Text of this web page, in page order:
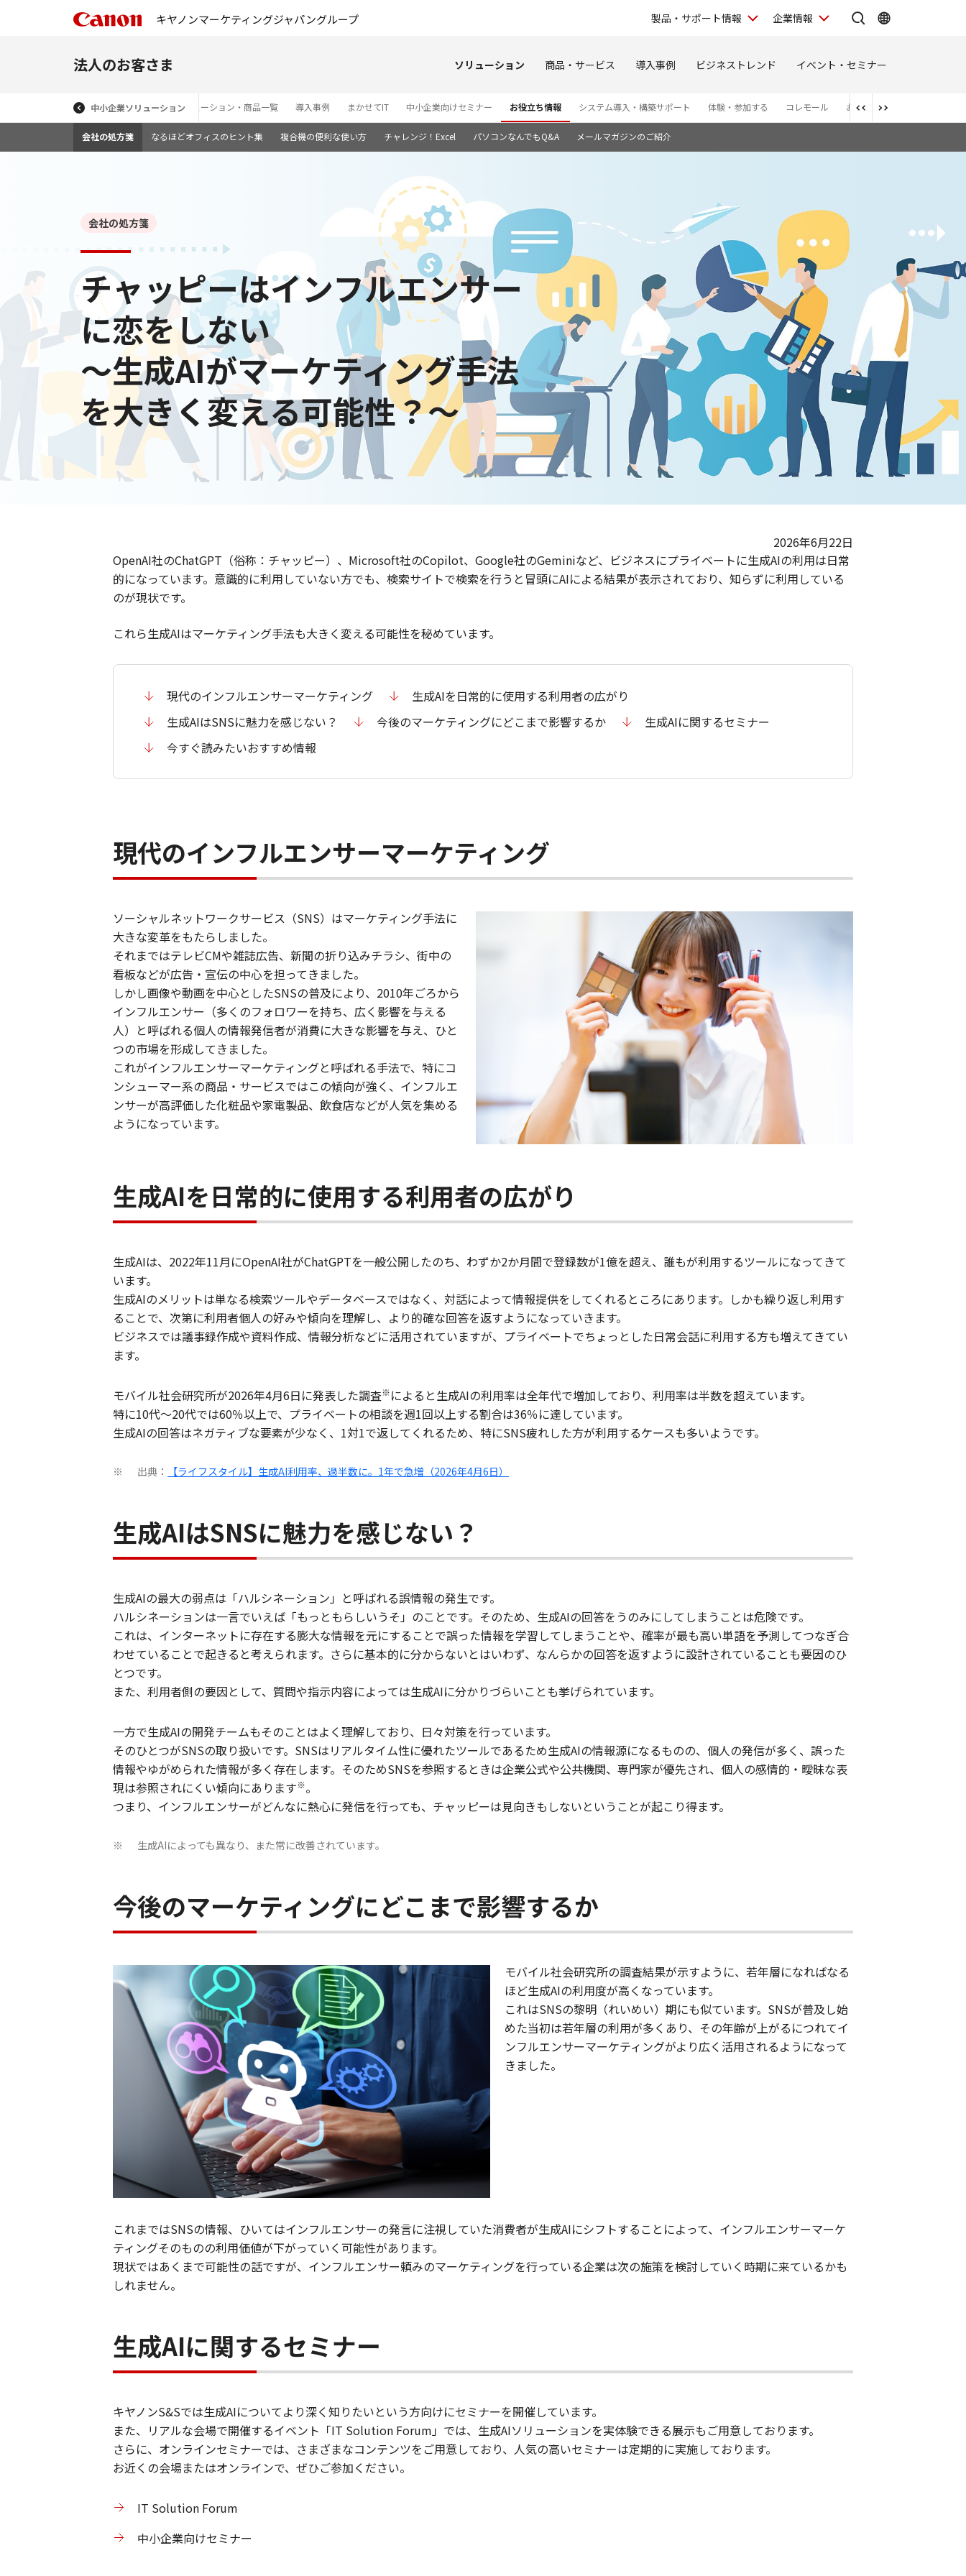
キヤノンマーケティングジャパングループ 製品・サポート情報 企業情報
法人のお客さま ソリューション 商品・サービス 導入事例 ビジネストレンド イベント・セミナー
中小企業ソリューションソリューション・商品一覧 導入事例 まかせてIT 中小企業向けセミナー お役立ち情報 システム導入・構築サポート 体験・参加する コレモール お問い合わせ
会社の処方箋 なるほどオフィスのヒント集 複合機の便利な使い方 チャレンジ！Excel パソコンなんでもQ&A メールマガジンのご紹介
チャッピーはインフルエンサー
に恋をしない
～生成AIがマーケティング手法
を大きく変える可能性？～
会社の処方箋
2026年6月22日
OpenAI社のChatGPT（俗称：チャッピー）、Microsoft社のCopilot、Google社のGeminiなど、ビジネスにプライベートに生成AIの利用は日常
的になっています。意識的に利用していない方でも、検索サイトで検索を行うと冒頭にAIによる結果が表示されており、知らずに利用している
のが現状です。
これら生成AIはマーケティング手法も大きく変える可能性を秘めています。
現代のインフルエンサーマーケティング
生成AIを日常的に使用する利用者の広がり
生成AIはSNSに魅力を感じない？
今後のマーケティングにどこまで影響するか
生成AIに関するセミナー
今すぐ読みたいおすすめ情報
現代のインフルエンサーマーケティング
ソーシャルネットワークサービス（SNS）はマーケティング手法に
大きな変革をもたらしました。
それまではテレビCMや雑誌広告、新聞の折り込みチラシ、街中の
看板などが広告・宣伝の中心を担ってきました。
しかし画像や動画を中心としたSNSの普及により、2010年ごろから
インフルエンサー（多くのフォロワーを持ち、広く影響を与える
人）と呼ばれる個人の情報発信者が消費に大きな影響を与え、ひと
つの市場を形成してきました。
これがインフルエンサーマーケティングと呼ばれる手法で、特にコ
ンシューマー系の商品・サービスではこの傾向が強く、インフルエ
ンサーが高評価した化粧品や家電製品、飲食店などが人気を集める
ようになっています。 ​
生成AIを日常的に使用する利用者の広がり
生成AIは、2022年11月にOpenAI社がChatGPTを一般公開したのち、わずか2か月間で登録数が1億を超え、誰もが利用するツールになってきて
います。
生成AIのメリットは単なる検索ツールやデータベースではなく、対話によって情報提供をしてくれるところにあります。しかも繰り返し利用す
ることで、次第に利用者個人の好みや傾向を理解し、より的確な回答を返すようになっていきます。
ビジネスでは議事録作成や資料作成、情報分析などに活用されていますが、プライベートでちょっとした日常会話に利用する方も増えてきてい
ます。 ​
モバイル社会研究所が2026年4月6日に発表した調査※によると生成AIの利用率は全年代で増加しており、利用率は半数を超えています。
特に10代～20代では60％以上で、プライベートの相談を週1回以上する割合は36％に達しています。
生成AIの回答はネガティブな要素が少なく、1対1で返してくれるため、特にSNS疲れした方が利用するケースも多いようです。
※ 出典： 【ライフスタイル】生成AI利用率、過半数に。1年で急増（2026年4月6日）
生成AIはSNSに魅力を感じない？
生成AIの最大の弱点は「ハルシネーション」と呼ばれる誤情報の発生です。
ハルシネーションは一言でいえば「もっともらしいうそ」のことです。そのため、生成AIの回答をうのみにしてしまうことは危険です。
これは、インターネットに存在する膨大な情報を元にすることで誤った情報を学習してしまうことや、確率が最も高い単語を予測してつなぎ合
わせていることで起きると考えられます。さらに基本的に分からないとはいわず、なんらかの回答を返すように設計されていることも要因のひ
とつです。
また、利用者側の要因として、質問や指示内容によっては生成AIに分かりづらいことも挙げられています。
一方で生成AIの開発チームもそのことはよく理解しており、日々対策を行っています。
そのひとつがSNSの取り扱いです。SNSはリアルタイム性に優れたツールであるため生成AIの情報源になるものの、個人の発信が多く、誤った
情報やゆがめられた情報が多く存在します。そのためSNSを参照するときは企業公式や公共機関、専門家が優先され、個人の感情的・曖昧な表
現は参照されにくい傾向にあります※。
つまり、インフルエンサーがどんなに熱心に発信を行っても、チャッピーは見向きもしないということが起こり得ます。
※ 生成AIによっても異なり、また常に改善されています。
今後のマーケティングにどこまで影響するか
モバイル社会研究所の調査結果が示すように、若年層になればなる
ほど生成AIの利用度が高くなっています。
これはSNSの黎明（れいめい）期にも似ています。SNSが普及し始
めた当初は若年層の利用が多くあり、その年齢が上がるにつれてイ
ンフルエンサーマーケティングがより広く活用されるようになって
きました。
これまではSNSの情報、ひいてはインフルエンサーの発言に注視していた消費者が生成AIにシフトすることによって、インフルエンサーマーケ
ティングそのものの利用価値が下がっていく可能性があります。
現状ではあくまで可能性の話ですが、インフルエンサー頼みのマーケティングを行っている企業は次の施策を検討していく時期に来ているかも
しれません。
生成AIに関するセミナー
キヤノンS&Sでは生成AIについてより深く知りたいという方向けにセミナーを開催しています。
また、リアルな会場で開催するイベント「IT Solution Forum」では、生成AIソリューションを実体験できる展示もご用意しております。
さらに、オンラインセミナーでは、さまざまなコンテンツをご用意しており、人気の高いセミナーは定期的に実施しております。
お近くの会場またはオンラインで、ぜひご参加ください。
IT Solution Forum
中小企業向けセミナー